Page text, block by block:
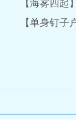
【海雾四起】
【单身钉子户